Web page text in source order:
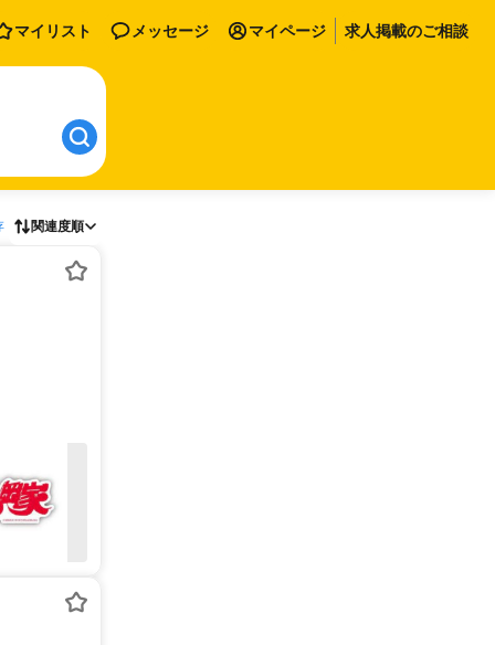
マイリスト メッセージ マイページ 求人掲載のご相談
関連度順